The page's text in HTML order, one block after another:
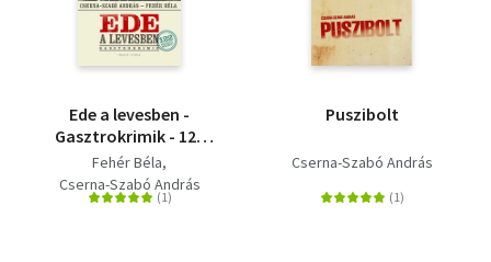
Ede a levesben -
Gasztrokrimik - 122
eredeti recept
Fehér Béla
Cserna-Szabó András
Puszibolt
Cserna-Szabó András